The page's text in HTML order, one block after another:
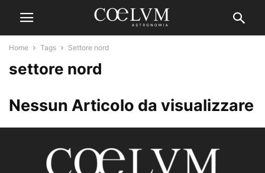
Home Tags Settore nord
settore nord
Nessun Articolo da visualizzare